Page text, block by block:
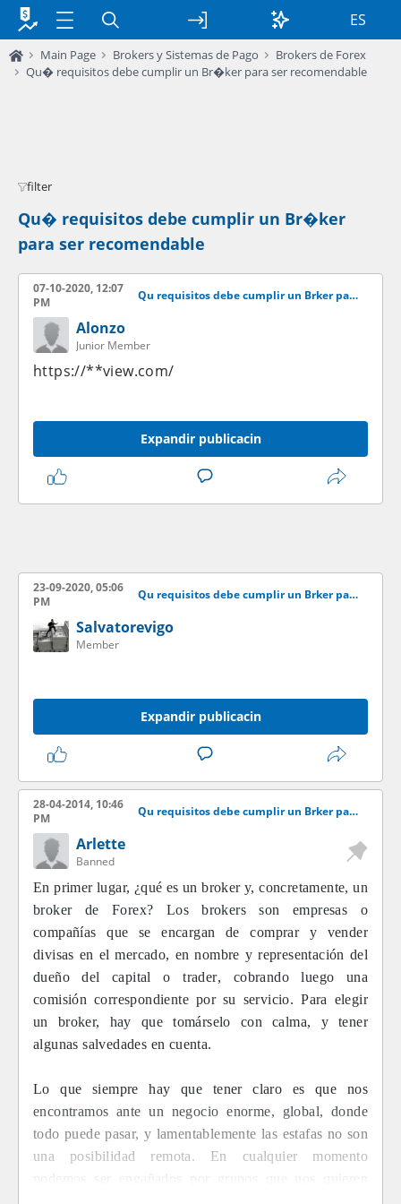
ES
Main Page Brokers y Sistemas de Pago
Brokers de Forex
Qu� requisitos debe cumplir un Br�ker para ser recomendable
filter
Qu� requisitos debe cumplir un Br�ker
para ser recomendable
07-10-2020, 12:07
PM
Qu requisitos debe cumplir un Brker para ser recomendable
Alonzo
Junior Member
https://**view.com/
Expandir publicacin
23-09-2020, 05:06
PM
Qu requisitos debe cumplir un Brker para ser recomendable
Salvatorevigo
Member
Expandir publicacin
28-04-2014, 10:46
PM
Qu requisitos debe cumplir un Brker para ser recomendable
Arlette
Banned
En primer lugar, ¿qué es un broker y, concretamente, un
broker de Forex? Los brokers son empresas o
compañías que se encargan de comprar y vender
divisas en el mercado, en nombre y representación del
dueño del capital o trader, cobrando luego una
comisión correspondiente por su servicio. Para elegir
un broker, hay que tomárselo con calma, y tener
algunas salvedades en cuenta.
Lo que siempre hay que tener claro es que nos
encontramos ante un negocio enorme, global, donde
todo puede pasar, y lamentablemente las estafas no son
una posibilidad remota. En cualquier momento
podemos ser engañados por grupos que nos quieren